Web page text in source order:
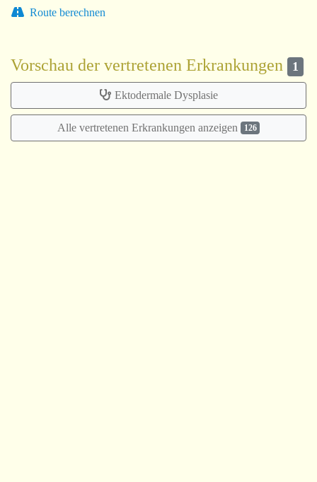
Route berechnen
Vorschau der vertretenen Erkrankungen 1
Ektodermale Dysplasie
Alle vertretenen Erkrankungen anzeigen 126